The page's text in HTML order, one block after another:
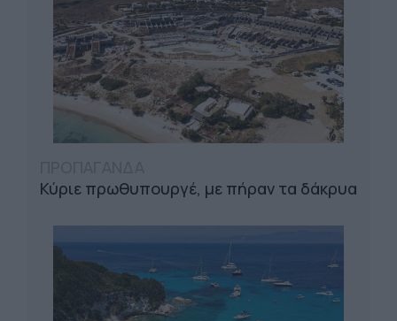
Κύριε πρωθυπουργέ, με πήραν τα δάκρυα